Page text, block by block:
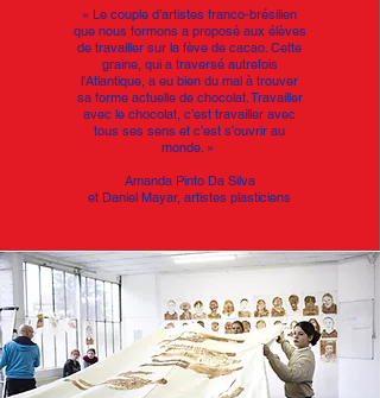
« Le couple d’artistes franco-brésilien
que nous formons a proposé aux élèves
de travailler sur la fève de cacao. Cette
graine, qui a traversé autrefois
l’Atlantique, a eu bien du mal à trouver
sa forme actuelle de chocolat. Travailler
avec le chocolat, c’est travailler avec
tous ses sens et c’est s’ouvrir au
monde. »
Amanda Pinto Da Silva
et Daniel Mayar, artistes plasticiens